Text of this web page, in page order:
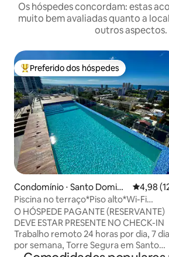
Os hóspedes concordam: estas
muito bem avaliadas quanto a
outros aspectos.
Entre os melhores preferidos dos
Preferido dos hóspedes
Condomínio ⋅ Santo Doming
o
4,98 de
4,98
Piscina no terraço*Piso alto*Wi-Fi
rápido*Eletricidade 24h
O HÓSPEDE PAGANTE (RESERVANTE)
DEVE ESTAR PRESENTE NO CHECK-IN
Trabalho remoto 24 horas por dia, 7
por semana, Torre Segura em Santo